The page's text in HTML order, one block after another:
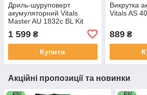
Дриль-шуруповерт
акумуляторний Vitals
Master AU 1832c BL Kit
1 599 ₴
Купити
Викрутка
Vitals AS
889₴
Акційні пропозиції та новинки